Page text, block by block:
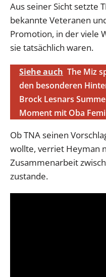
Aus seiner Sicht setzte
bekannte Veteranen
Promotion, in der viele
sie tatsächlich waren.
Siehe auch The Miz
den besonderen
Brock Lesnars
Moment mit Oba Femi
Ob TNA seinen
wollte, verriet Heyman
Zusammenarbeit
zustande.